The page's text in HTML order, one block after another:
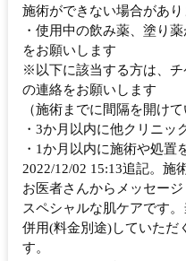
施術ができない場合があり
・使用中の飲み薬、塗り
をお願いします
※以下に該当する方は、
の連絡をお願いします
（施術までに間隔を開け
・3か月以内に他クリニッ
・1か月以内に施術や処置
2022/12/02 15:13追記。施
お医者さんからメッセージ
スペシャルな肌ケアです
併用(料金別途)していただ
す。